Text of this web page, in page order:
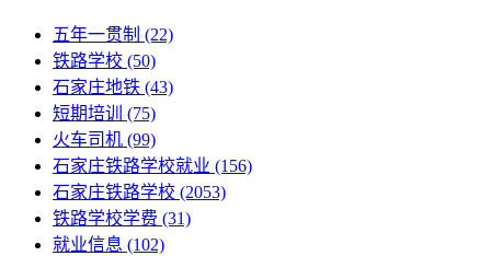
五年一贯制 (22)
铁路学校 (50)
石家庄地铁 (43)
短期培训
(75)
火车司机 (99)
石家庄铁路学校就业 (156)
石家庄铁路学校 (2053)
铁路学校学费 (31)
就业信息 (102)